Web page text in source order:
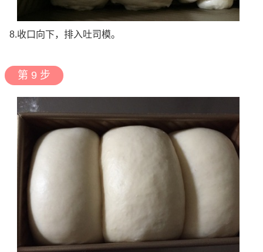
8.收口向下，排入吐司模。
第 9 步